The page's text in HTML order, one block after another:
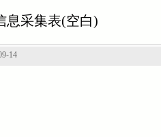
息采集表(空白)
14